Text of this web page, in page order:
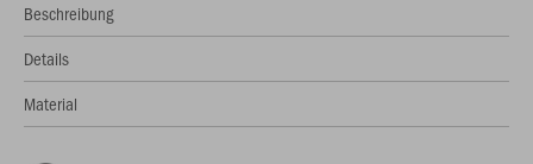
Beschreibung
Details
Material